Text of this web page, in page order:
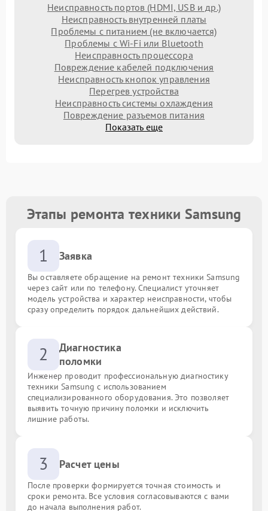
Неисправность портов (HDMI, USB и др.)
Неисправность внутренней платы
Проблемы с питанием (не включается)
Проблемы с Wi-Fi или Bluetooth
Неисправность процессора
Повреждение кабелей подключения
Неисправность кнопок управления
Перегрев устройства
Неисправность системы охлаждения
Повреждение разъемов питания
Показать еще
Этапы ремонта техники Samsung
1 Заявка
Вы оставляете обращение на ремонт техники Samsung
через сайт или по телефону. Специалист уточняет
модель устройства и характер неисправности, чтобы
сразу определить порядок дальнейших действий.
2
Диагностика
поломки
Инженер проводит профессиональную диагностику
техники Samsung с использованием
специализированного оборудования. Это позволяет
выявить точную причину поломки и исключить
лишние работы.
3 Расчет цены
После проверки формируется точная стоимость и
сроки ремонта. Все условия согласовываются с вами
до начала выполнения работ.